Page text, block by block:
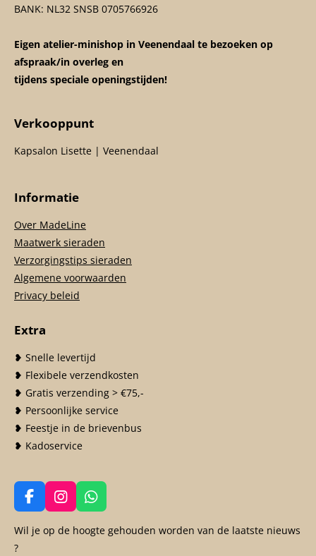
BANK: NL32 SNSB 0705766926
Eigen atelier-minishop in Veenendaal te bezoeken op
afspraak/in overleg en
tijdens speciale openingstijden!
Verkooppunt
Kapsalon Lisette | Veenendaal
Informatie
Over MadeLine
Maatwerk sieraden
Verzorgingstips sieraden
Algemene voorwaarden
Privacy beleid
Extra
❥ Snelle levertijd
❥ Flexibele verzendkosten
❥ Gratis verzending > €75,-
❥ Persoonlijke service
❥ Feestje in de brievenbus
❥ Kadoservice
F
a
c
I
n
s
W
h
a
Wil je op de hoogte gehouden worden van de laatste nieuws
?